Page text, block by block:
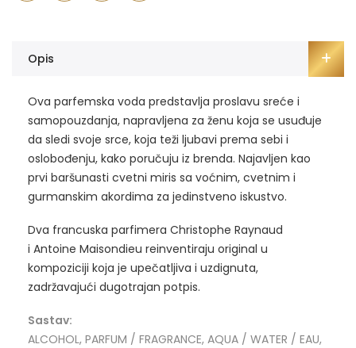
Opis
Ova parfemska voda predstavlja proslavu sreće i
samopouzdanja, napravljena za ženu koja se usuđuje
da sledi svoje srce, koja teži ljubavi prema sebi i
oslobođenju, kako poručuju iz brenda. Najavljen kao
prvi baršunasti cvetni miris sa voćnim, cvetnim i
gurmanskim akordima za jedinstveno iskustvo.
Dva francuska parfimera Christophe Raynaud
i Antoine Maisondieu reinventiraju original u
kompoziciji koja je upečatljiva i uzdignuta,
zadržavajući dugotrajan potpis.
Sastav:
ALCOHOL, PARFUM / FRAGRANCE, AQUA / WATER / EAU,